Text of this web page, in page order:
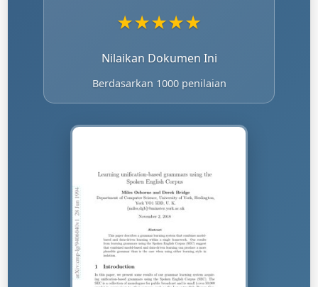
★★★★★
Nilaikan Dokumen Ini
Berdasarkan 1000 penilaian